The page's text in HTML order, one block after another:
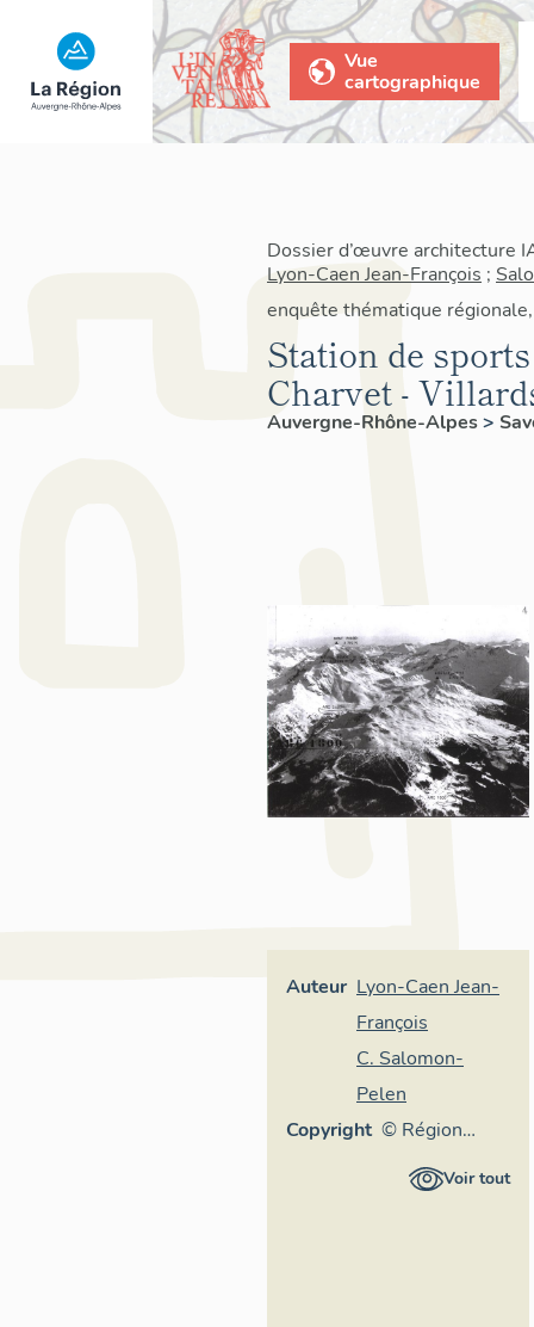
Vue
cartographique
Dossier d’œuvre architecture
Lyon-Caen Jean-François ;
enquête thématique
Station de
Charvet -
Auvergne-Rhône-Alpes>
Auteur Lyon-Caen Jean-
François
C. Salomon-
Pelen
Copyright © Région
Rhône-Alpes,
Voir tout